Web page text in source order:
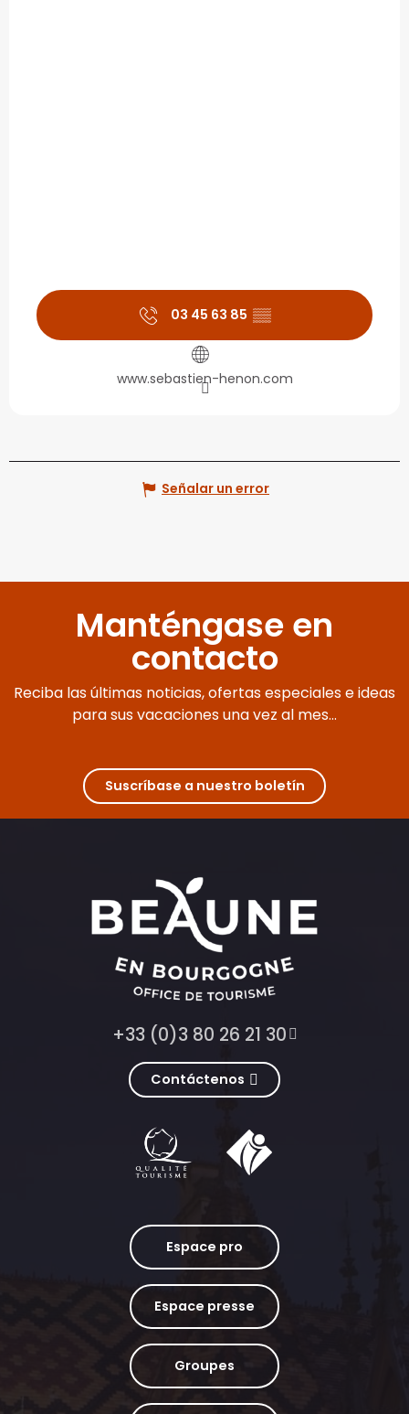
03 45 63 85 ▒▒
www.sebastien-henon.com
Señalar un error
Manténgase en
contacto
Reciba las últimas noticias, ofertas especiales e ideas
para sus vacaciones una vez al mes...
Suscríbase a nuestro boletín
+33 (0)3 80 26 21 30
Contáctenos
Espace pro
Espace presse
Groupes